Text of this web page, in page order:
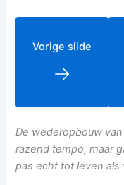
Vorige slide
De wederopbouw
razend tempo, maar
pas echt tot leven als